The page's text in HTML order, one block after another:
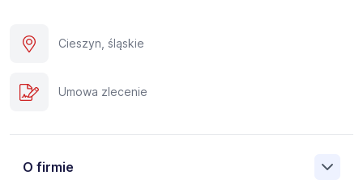
Cieszyn, śląskie
Umowa zlecenie
O firmie